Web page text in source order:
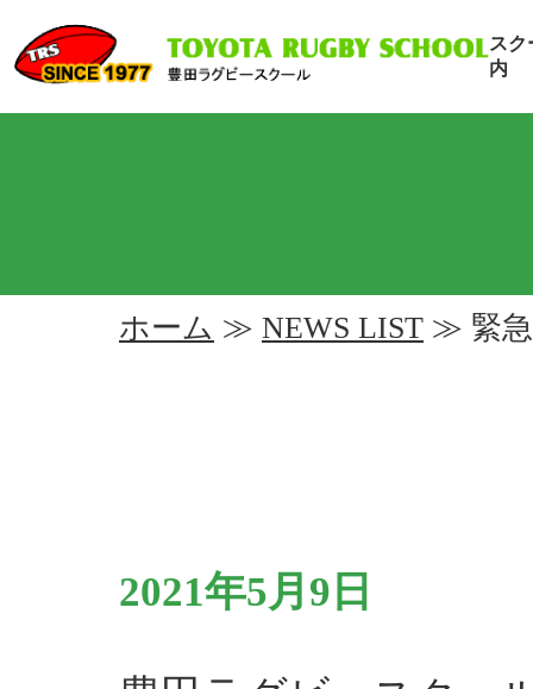
スク
内
ホーム ≫ NEWS LIST ≫ 緊急
2021年5月9日